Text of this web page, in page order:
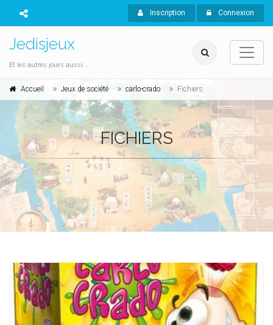
Inscription Connexion
Jedisjeux
Et les autres jours aussi...
Accueil Jeux de société carlo-crado Fichiers
FICHIERS